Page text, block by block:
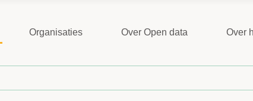
Organisaties Over Open data Over